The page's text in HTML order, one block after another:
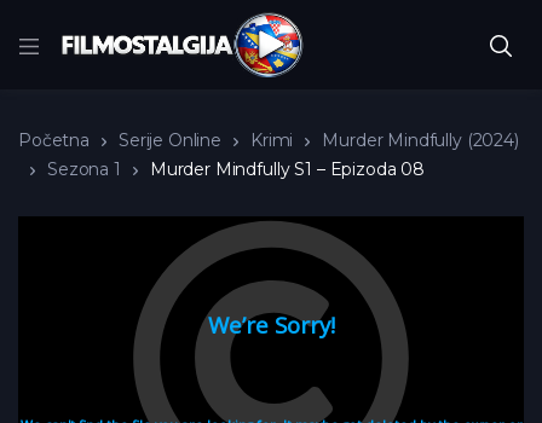
Početna Serije Online Krimi
Murder Mindfully (2024)
Sezona 1
Murder Mindfully S1 – Epizoda 08